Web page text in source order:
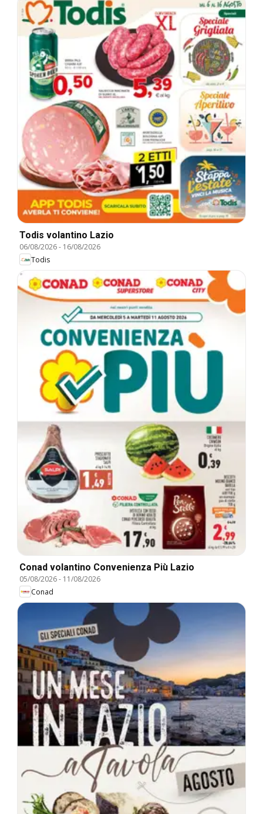
Todis volantino Lazio
06/08/2026- 16/08/2026
Todis
Conad volantino Convenienza Più Lazio
05/08/2026- 11/08/2026
Conad